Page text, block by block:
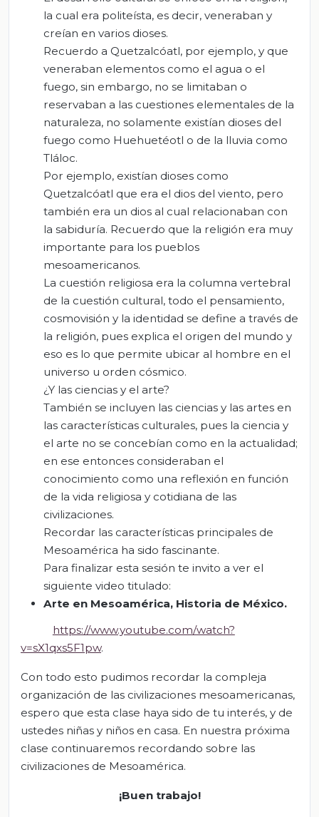
la cual era politeísta, es decir, veneraban y
creían en varios dioses.
Recuerdo a Quetzalcóatl, por ejemplo, y que
veneraban elementos como el agua o el
fuego, sin embargo, no se limitaban o
reservaban a las cuestiones elementales de la
naturaleza, no solamente existían dioses del
fuego como Huehuetéotl o de la lluvia como
Tláloc.
Por ejemplo, existían dioses como
Quetzalcóatl que era el dios del viento, pero
también era un dios al cual relacionaban con
la sabiduría. Recuerdo que la religión era muy
importante para los pueblos
mesoamericanos.
La cuestión religiosa era la columna vertebral
de la cuestión cultural, todo el pensamiento,
cosmovisión y la identidad se define a través de
la religión, pues explica el origen del mundo y
eso es lo que permite ubicar al hombre en el
universo u orden cósmico.
¿Y las ciencias y el arte?
También se incluyen las ciencias y las artes en
las características culturales, pues la ciencia y
el arte no se concebían como en la actualidad;
en ese entonces consideraban el
conocimiento como una reflexión en función
de la vida religiosa y cotidiana de las
civilizaciones.
Recordar las características principales de
Mesoamérica ha sido fascinante.
Para finalizar esta sesión te invito a ver el
siguiente video titulado:
Arte en Mesoamérica, Historia de México.
https://www.youtube.com/watch?
v=sX1qxs5F1pw.
Con todo esto pudimos recordar la compleja
organización de las civilizaciones mesoamericanas,
espero que esta clase haya sido de tu interés, y de
ustedes niñas y niños en casa. En nuestra próxima
clase continuaremos recordando sobre las
civilizaciones de Mesoamérica.
¡Buen trabajo!